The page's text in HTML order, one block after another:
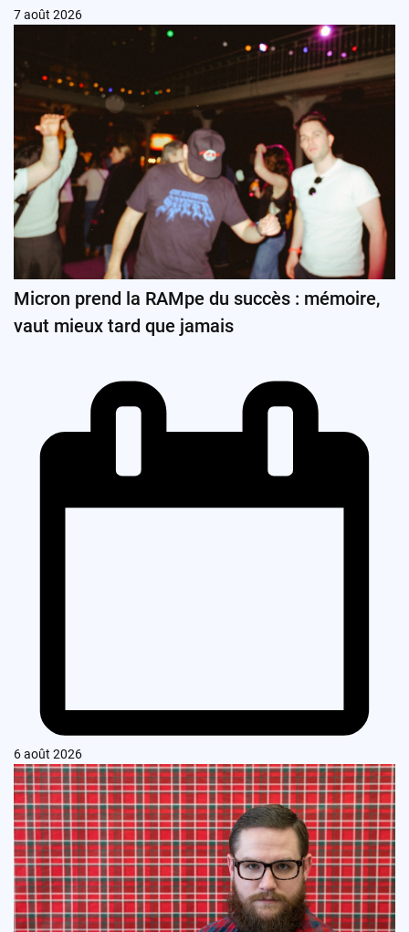
7 août 2026
Micron prend la RAMpe du succès : mémoire,
vaut mieux tard que jamais
6 août 2026